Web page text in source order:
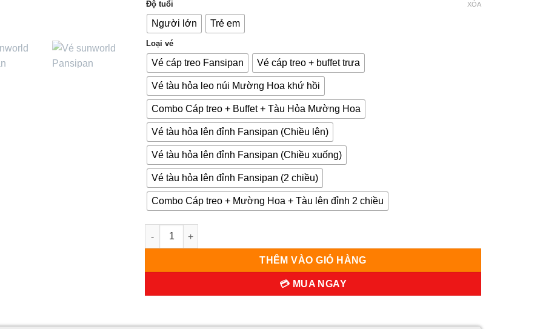
Độ tuổi
Người lớn Trẻ em
Loại vé
Vé cáp treo Fansipan Vé cáp treo + buffet trưa
Vé tàu hỏa leo núi Mường Hoa khứ hồi
Combo Cáp treo + Buffet + Tàu Hỏa Mường Hoa
Vé tàu hỏa lên đỉnh Fansipan (Chiều lên)
Vé tàu hỏa lên đỉnh Fansipan (Chiều xuống)
Vé tàu hỏa lên đỉnh Fansipan (2 chiều)
Combo Cáp treo + Mường Hoa + Tàu lên đỉnh 2 chiều
XÓA
Vé cáp treo SunWorld Fansipan Legend 2026 | 850.000đ số lượng
THÊM VÀO GIỎ HÀNG
💳 MUA NGAY